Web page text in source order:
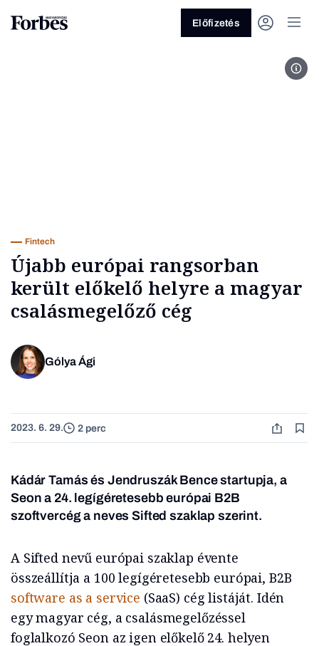
Előfizetés
Fintech
Újabb európai rangsorban
került előkelő helyre a magyar
csalásmegelőző cég
Gólya Ági
2023. 6. 29. 2 perc
Kádár Tamás és Jendruszák Bence startupja, a
Seon a 24. legígéretesebb európai B2B
szoftvercég a neves Sifted szaklap szerint.
A Sifted nevű európai szaklap évente
összeállítja a 100 legígéretesebb európai, B2B
software as a service (SaaS) cég listáját. Idén
egy magyar cég, a csalásmegelőzéssel
foglalkozó Seon az igen előkelő 24. helyen